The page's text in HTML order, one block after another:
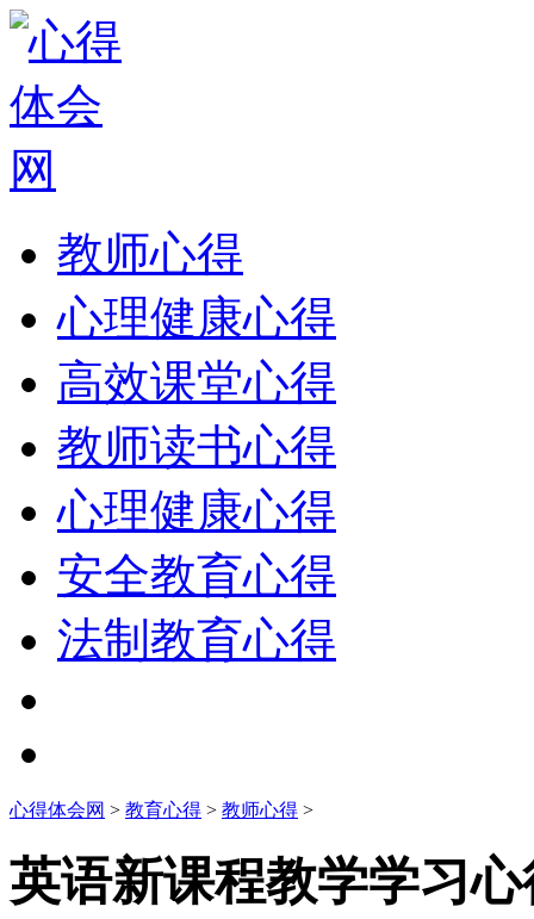
教师心得
心理健康心得
高效课堂心得
教师读书心得
心理健康心得
安全教育心得
法制教育心得
心得体会网 > 教育心得 > 教师心得 >
英语新课程教学学习心